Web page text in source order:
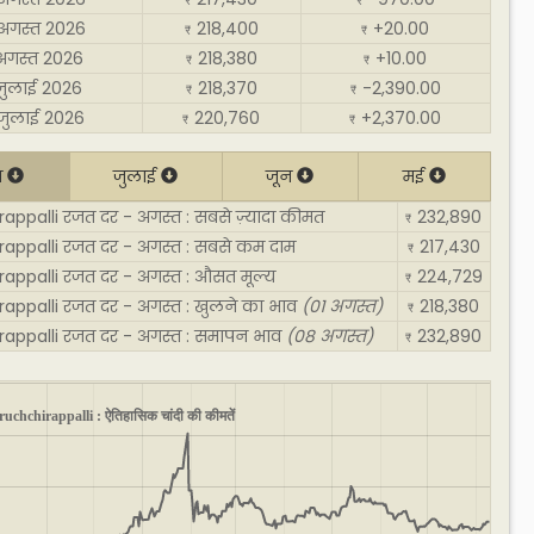
2026
₹ 218,400 ₹ +20.00
2026
₹ 218,380 ₹ +10.00
2026
₹ 218,370 ₹ -2,390.00
2026
₹ 220,760 ₹ +2,370.00
जुलाई जून
मई
रजत दर - अगस्त : सबसे ज़्यादा कीमत
₹ 232,890
रजत दर - अगस्त : सबसे कम दाम
₹ 217,430
रजत दर - अगस्त : औसत मूल्य
₹ 224,729
रजत दर - अगस्त : खुलने का भाव (01 अगस्त) ₹ 218,380
रजत दर - अगस्त : समापन भाव (08 अगस्त) ₹ 232,890
: ऐतिहासिक चांदी की कीमतें